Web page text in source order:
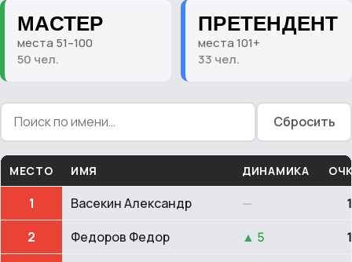
МАСТЕР
места 51–100
50 чел.
ПРЕТЕНДЕНТ
места 101+
33 чел.
Сбросить
МЕСТО ИМЯ ДИНАМИКА
1 Васекин Александр —
2
Федоров Федор ▲ 5